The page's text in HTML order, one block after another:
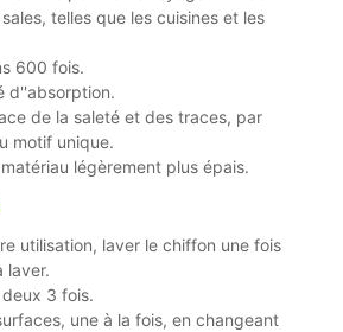
telles que les cuisines et les
600 fois.
d''absorption.
de la saleté et des traces, par
motif unique.
légèrement plus épais.
utilisation, laver le chiffon une fois
laver.
3 fois.
une à la fois, en changeant